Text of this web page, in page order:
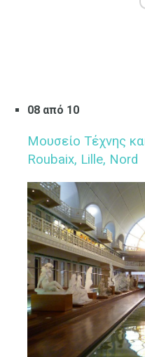
08 από 10
Μουσείο Τέχνης
Roubaix, Lille, Nord